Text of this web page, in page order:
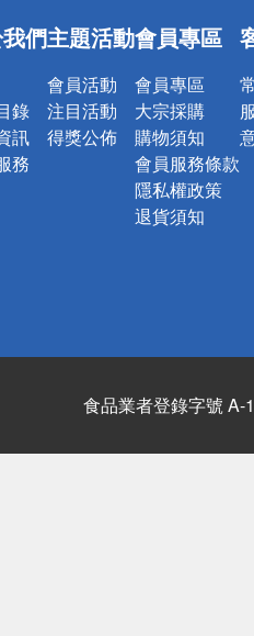
詐騙網頁！
們
錄
訊
務
主題活動
會員活動
注目活動
得獎公佈
會員專區
會員專區
大宗採購
購物須知
會員服務條款
隱私權政策
退貨須知
食品業者登錄字號 A-